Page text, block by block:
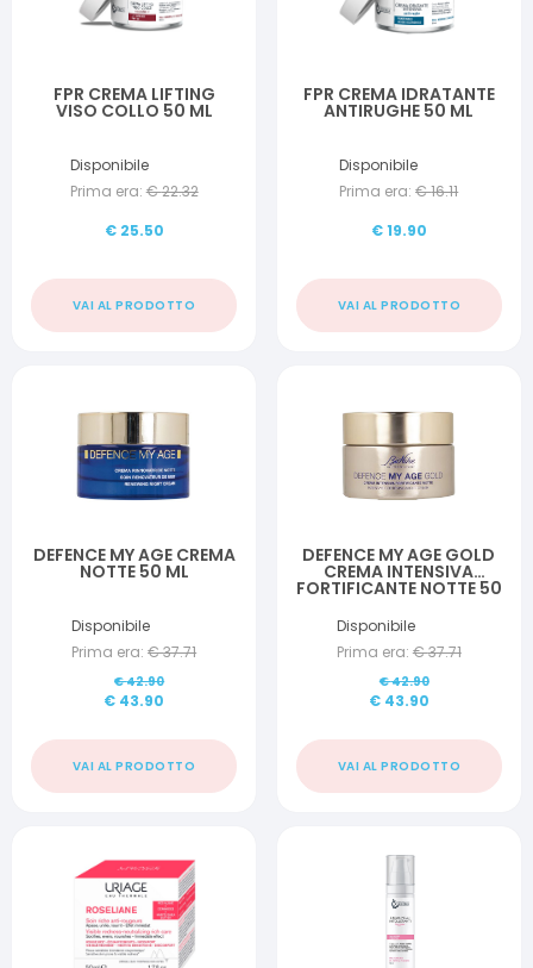
FPR CREMA LIFTING
VISO COLLO 50 ML
Disponibile
Prima era: €22.32
€ 25.50
VAI AL PRODOTTO
FPR CREMA IDRATANTE
ANTIRUGHE 50 ML
Disponibile
Prima era: €16.11
€19.90
VAI AL PRODOTTO
DEFENCE MY AGE CREMA
NOTTE 50 ML
Disponibile
Prima era: €37.71
€42.90
€ 43.90
VAI AL PRODOTTO
DEFENCE MY AGE GOLD
CREMA INTENSIVA
FORTIFICANTE NOTTE 50
Disponibile
Prima era: €37.71
€42.90
€ 43.90
VAI AL PRODOTTO